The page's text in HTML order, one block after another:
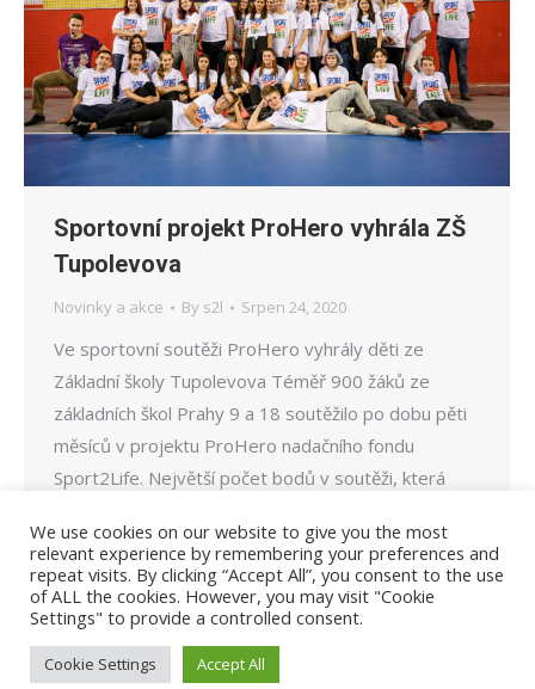
Sportovní projekt ProHero vyhrála ZŠ
Tupolevova
Novinky a akce By s2l Srpen 24, 2020
Ve sportovní soutěži ProHero vyhrály děti ze
Základní školy Tupolevova Téměř 900 žáků ze
základních škol Prahy 9 a 18 soutěžilo po dobu pěti
měsíců v projektu ProHero nadačního fondu
Sport2Life. Největší počet bodů v soutěži, která
ze ZŠ Tupolevova. Na druhém místě skončila třída
5.B ze ZŠ Novoborská, třetí…
© Sport2Life, 2019
We use cookies on our website to give you the most
relevant experience by remembering your preferences and
repeat visits. By clicking “Accept All”, you consent to the use
of ALL the cookies. However, you may visit "Cookie
Settings" to provide a controlled consent.
Cookie Settings Accept All